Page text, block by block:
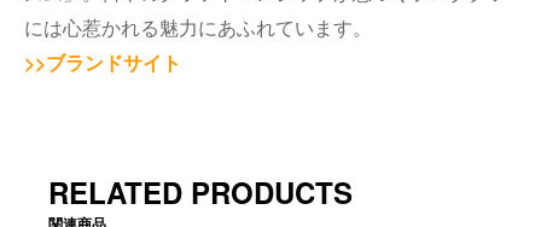
には心惹かれる魅力にあふれています。
>>ブランドサイト
RELATED PRODUCTS